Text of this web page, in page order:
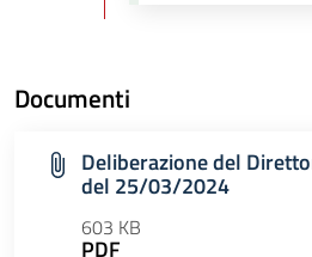
Documenti
Deliberazione del
del 25/03/2024
603 KB
PDF